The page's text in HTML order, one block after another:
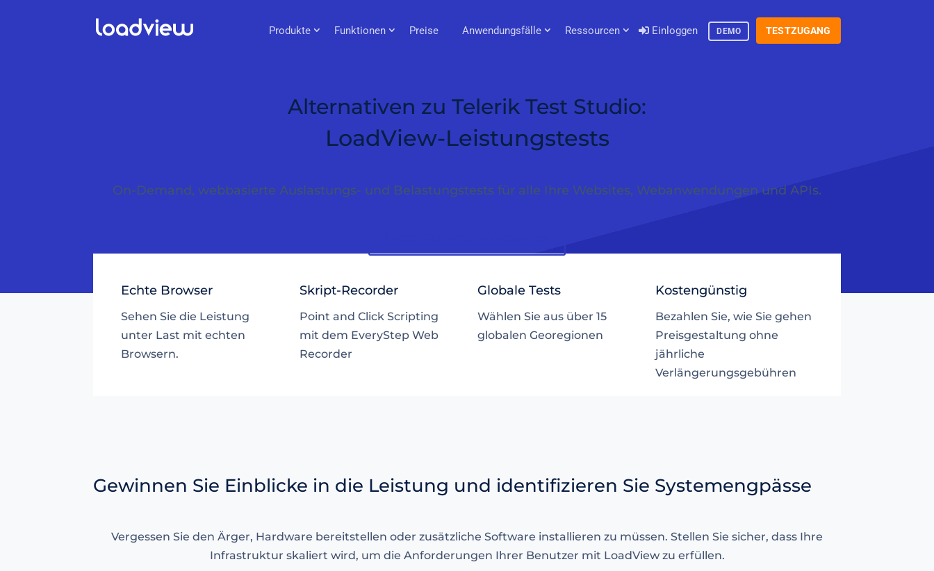
Produkte Funktionen Preise Anwendungsfälle Ressourcen Einloggen DEMO TESTZUGANG
Alternativen zu Telerik Test Studio:
LoadView-Leistungstests
On-Demand, webbasierte Auslastungs- und Belastungstests für alle Ihre Websites, Webanwendungen und APIs.
Echte Browser
Sehen Sie die Leistung
unter Last mit echten
Browsern.
Skript-Recorder
Point and Click Scripting
mit dem EveryStep Web
Recorder
Globale Tests
Wählen Sie aus über 15
globalen Georegionen
Kostengünstig
Bezahlen Sie, wie Sie gehen
Preisgestaltung ohne
jährliche
Verlängerungsgebühren
Gewinnen Sie Einblicke in die Leistung und identifizieren Sie Systemengpässe
Vergessen Sie den Ärger, Hardware bereitstellen oder zusätzliche Software installieren zu müssen. Stellen Sie sicher, dass Ihre
Infrastruktur skaliert wird, um die Anforderungen Ihrer Benutzer mit LoadView zu erfüllen.